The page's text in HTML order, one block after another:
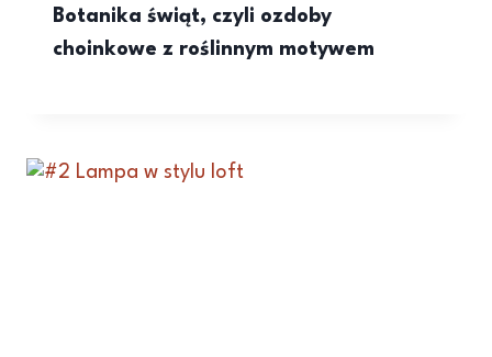
Botanika świąt, czyli ozdoby
choinkowe z roślinnym motywem